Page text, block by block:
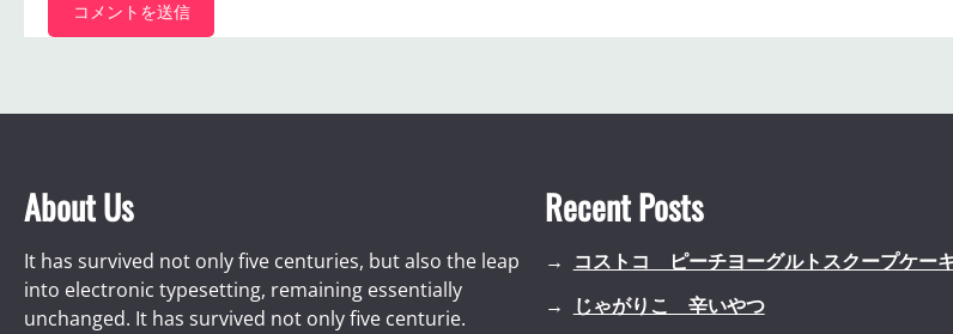
About Us
It has survived not only five centuries, but also the leap
into electronic typesetting, remaining essentially
unchanged. It has survived not only five centurie.
Recent Posts
コストコ ピーチヨーグルトスクープケー
じゃがりこ 辛いやつ